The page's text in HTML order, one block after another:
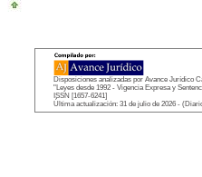
Disposiciones analizadas por Avance Jurídico
"Leyes desde 1992 - Vigencia Expresa y
ISSN [1657-6241]
Última actualización: 31 de julio de 2026 -